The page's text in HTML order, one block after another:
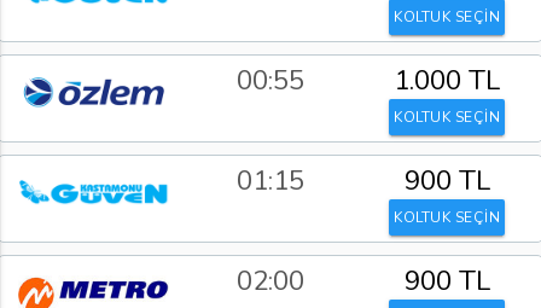
KOLTUK SEÇİN
00:55 1.000 TL
KOLTUK SEÇİN
01:15 900 TL
KOLTUK SEÇİN
02:00 900 TL